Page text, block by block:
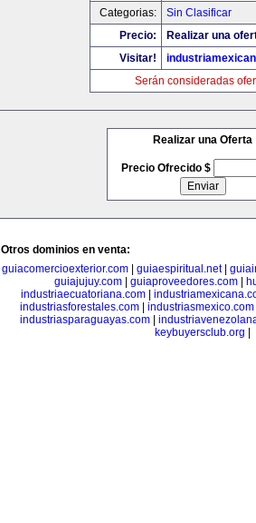
Categorias:
Sin Clasificar
Precio:
Realizar una
Visitar!
Serán consideradas
Realizar una Oferta
Precio Ofrecido $
Otros dominios en venta:
guiacomercioexterior.com| guiaespiritual.net|
guiajujuy.com| guiaproveedores.com|
industriaecuatoriana.com|
industriasforestales.com
industriasmexico.com
industriasparaguayas.com
keybuyersclub.org